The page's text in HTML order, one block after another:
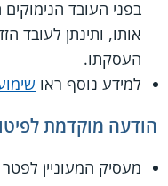
בפני העובד
אותו, ותינתן לעובד
העסקתו.
למידע נוסף ראו
הודעה מוקדמת
מעסיק המעוניין